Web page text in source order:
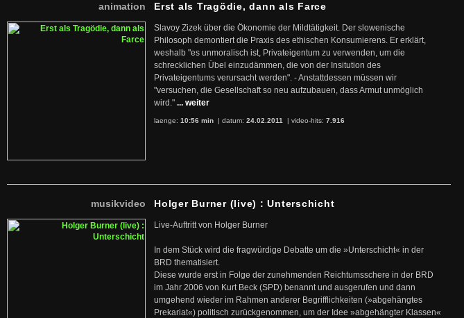
animation Erst als Tragödie, dann als Farce
Slavoy Zizek über die Ökonomie der Mildtätigkeit. Der slowenische
Philosoph demontiert die Praxis des ethischen Konsumierens. Er erklärt,
weshalb "es unmoralisch ist, Privateigentum zu verwenden, um die
schrecklichen Übel einzudämmen, die von der Insitution des
Privateigentums verursacht werden". - Anstattdessen müssen wir
"versuchen, die Gesellschaft so neu aufzubauen, dass Armut unmöglich
wird." ... weiter
laenge: 10:56 min | datum: 24.02.2011 | video-hits: 7.916
musikvideo Holger Burner (live) : Unterschicht
Live-Auftritt von Holger Burner
In dem Stück wird die fragwürdige Debatte um die »Unterschicht« in der
BRD thematisiert.
Diese wurde erst in Folge der zunehmenden Reichtumsschere in der BRD
im Jahr 2006 von Kurt Beck (SPD) benannt und ausgerufen und dann
umgehend wieder im Rahmen anderer Begrifflichkeiten (»abgehängtes
Prekariat«) politisch zurückgenommen, um der Idee »abgehängter Klassen«